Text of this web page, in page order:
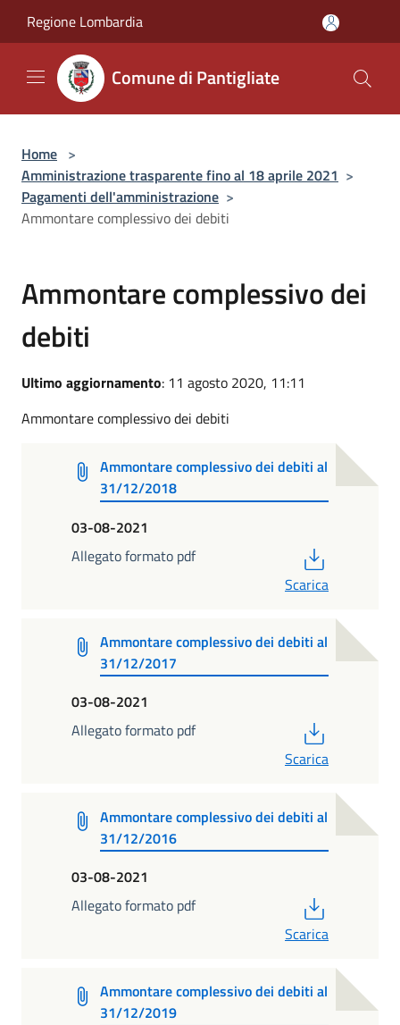
Regione Lombardia
Comune di Pantigliate
Home >
Amministrazione trasparente fino al 18 aprile 2021 >
Pagamenti dell'amministrazione >
Ammontare complessivo dei debiti
Ammontare complessivo dei
debiti
Ultimo aggiornamento: 11 agosto 2020, 11:11
Ammontare complessivo dei debiti
Ammontare complessivo dei debiti al
31/12/2018
03-08-2021
Allegato formato pdf
Scarica
Ammontare complessivo dei debiti al
31/12/2017
03-08-2021
Allegato formato pdf
Scarica
Ammontare complessivo dei debiti al
31/12/2016
03-08-2021
Allegato formato pdf
Scarica
Ammontare complessivo dei debiti al
31/12/2019